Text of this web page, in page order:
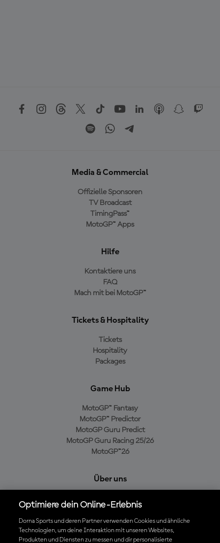
Media & Commercial
Offizielle Sponsoren
TV Broadcast
TimingPass™
MotoGP™ Apps
Hilfe
Kontaktiere uns
FAQ
Mach mit bei MotoGP™
Tickets & Hospitality
Tickets
Hospitality
Packages
Game Hub
MotoGP™ Fantasy
MotoGP™ Predictor
MotoGP Guru Predict
MotoGP Guru Racing 25/26
MotoGP™26
Über uns
Cookie-Richtlinien
Geschäftsbedingungen
Datenschutzrichtlinien
Optimiere dein Online-Erlebnis
Dorna Sports und deren Partner verwenden Cookies und ähnliche
Technologien, um deine Interaktion mit unseren Websites,
Produkten und Diensten zu messen und dir personalisierte